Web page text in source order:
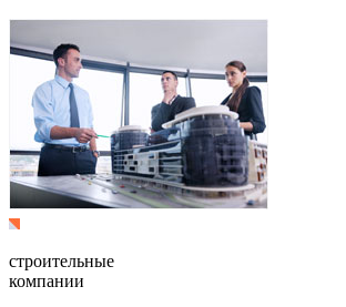
строительные
компании